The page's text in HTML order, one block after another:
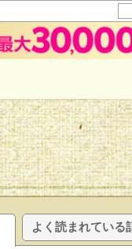
よく読まれている